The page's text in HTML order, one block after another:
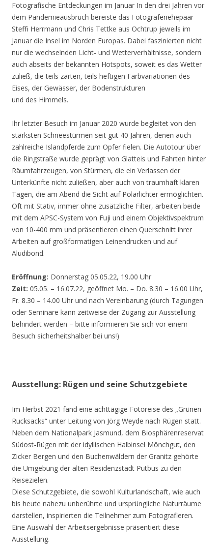
Fotografische Entdeckungen im Januar In den drei Jahren vor
dem Pandemieausbruch bereiste das Fotografenehepaar
Steffi Herrmann und Chris Tettke aus Ochtrup jeweils im
Januar die Insel im Norden Europas. Dabei faszinierten nicht
nur die wechselnden Licht- und Wetterverhältnisse, sondern
auch abseits der bekannten Hotspots, soweit es das Wetter
zuließ, die teils zarten, teils heftigen Farbvariationen des
Eises, der Gewässer, der Bodenstrukturen
und des Himmels.
Ihr letzter Besuch im Januar 2020 wurde begleitet von den
stärksten Schneestürmen seit gut 40 Jahren, denen auch
zahlreiche Islandpferde zum Opfer fielen. Die Autotour über
die Ringstraße wurde geprägt von Glatteis und Fahrten hinter
Räumfahrzeugen, von Stürmen, die ein Verlassen der
Unterkünfte nicht zuließen, aber auch von traumhaft klaren
Tagen, die am Abend die Sicht auf Polarlichter ermöglichten.
Oft mit Stativ, immer ohne zusätzliche Filter, arbeiten beide
mit dem APSC-System von Fuji und einem Objektivspektrum
von 10-400 mm und präsentieren einen Querschnitt ihrer
Arbeiten auf großformatigen Leinendrucken und auf
Aludibond.
Eröffnung: Donnerstag 05.05.22, 19.00 Uhr
Zeit: 05.05. – 16.07.22, geöffnet Mo. – Do. 8.30 – 16.00 Uhr,
Fr. 8.30 – 14.00 Uhr und nach Vereinbarung (durch Tagungen
oder Seminare kann zeitweise der Zugang zur Ausstellung
behindert werden – bitte informieren Sie sich vor einem
Besuch sicherheitshalber bei uns!)
Ausstellung: Rügen und seine Schutzgebiete
Im Herbst 2021 fand eine achttägige Fotoreise des „Grünen
Rucksacks“ unter Leitung von Jörg Weyde nach Rügen statt.
Neben dem Nationalpark Jasmund, dem Biosphärenreservat
Südost-Rügen mit der idyllischen Halbinsel Mönchgut, den
Zicker Bergen und den Buchenwäldern der Granitz gehörte
die Umgebung der alten Residenzstadt Putbus zu den
Reisezielen.
Diese Schutzgebiete, die sowohl Kulturlandschaft, wie auch
bis heute nahezu unberührte und ursprüngliche Naturräume
darstellen, inspirierten die Teilnehmer zum Fotografieren.
Eine Auswahl der Arbeitsergebnisse präsentiert diese
Ausstellung.